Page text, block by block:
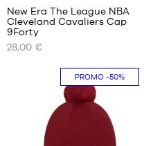
UNSERE
VERFÜGBAREN
GRÖSSEN
Einheitsgröße
New Era The League NBA
Cleveland Cavaliers Cap
9Forty
28,00 €
PROMO-50%